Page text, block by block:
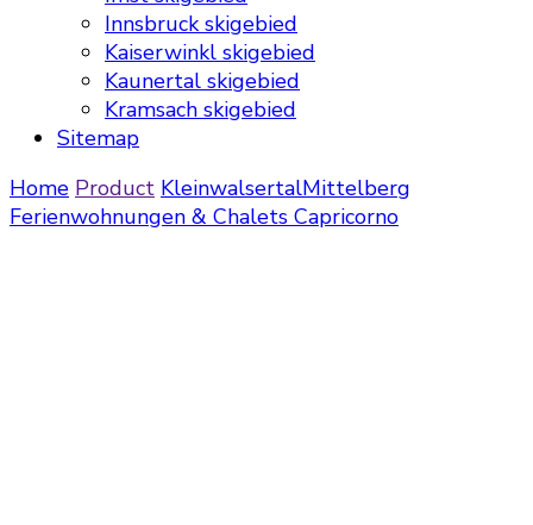
Innsbruck skigebied
Kaiserwinkl skigebied
Kaunertal skigebied
Kramsach skigebied
Sitemap
Home Product KleinwalsertalMittelberg
Ferienwohnungen & Chalets Capricorno